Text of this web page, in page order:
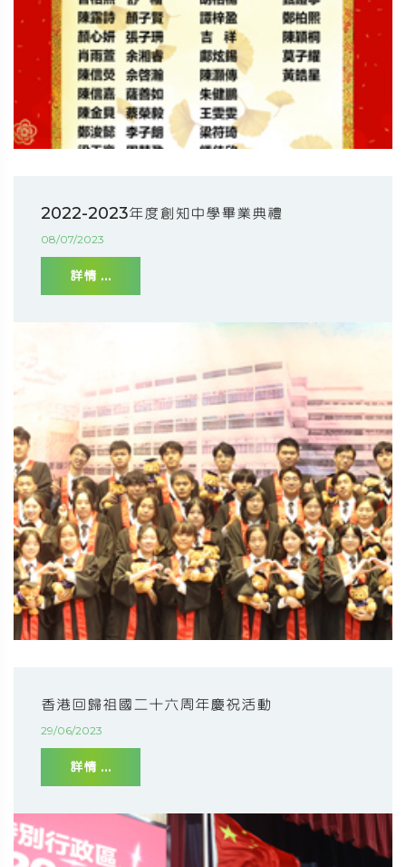
2022-2023年度創知中學畢業典禮
08/07/2023
詳情 ...
香港回歸祖國二十六周年慶祝活動
29/06/2023
詳情 ...